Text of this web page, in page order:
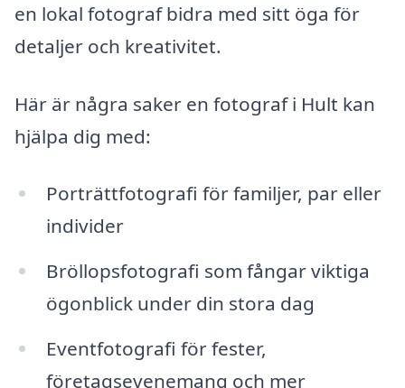
en lokal fotograf bidra med sitt öga för
detaljer och kreativitet.
Här är några saker en fotograf i Hult kan
hjälpa dig med:
Porträttfotografi för familjer, par eller
individer
Bröllopsfotografi som fångar viktiga
ögonblick under din stora dag
Eventfotografi för fester,
företagsevenemang och mer